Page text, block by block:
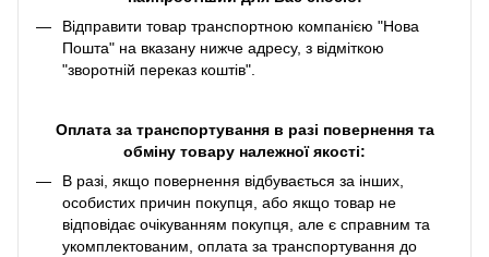
Відправити товар транспортною компанією "Нова
Пошта" на вказану нижче адресу, з відміткою
"зворотній переказ коштів".
Оплата за транспортування в разі повернення та
обміну товару належної якості:
В разі, якщо повернення відбувається за інших,
особистих причин покупця, або якщо товар не
відповідає очікуванням покупця, але є справним та
укомплектованим, оплата за транспортування до